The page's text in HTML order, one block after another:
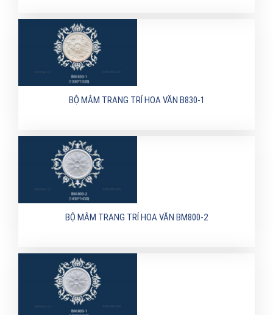
BỘ MÂM TRANG TRÍ HOA VĂN B830-1
BỘ MÂM TRANG TRÍ HOA VĂN BM800-2